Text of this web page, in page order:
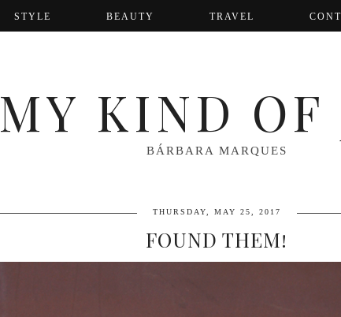
STYLE BEAUTY TRAVEL
MY KIND OF
BÁRBARA MARQUES
THURSDAY, MAY 25, 2017
FOUND THEM!